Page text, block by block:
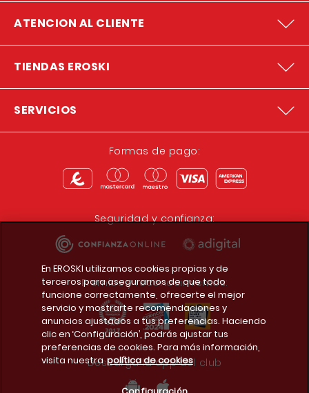
ATENCION AL CLIENTE
TIENDAS EROSKI
SERVICIOS
Formas de pago:
Seguridad y confianza:
Premios y reconocimientos:
Descarga la app del club
En EROSKI utilizamos cookies propias y de
terceros para asegurarnos de que todo
funcione correctamente, ofrecerte el mejor
servicio y mostrarte recomendaciones y
anuncios ajustados a tus preferencias. Haciendo
clic en ‘Configuración’, podrás ajustar tus
preferencias de cookies. Para más información,
visita nuestra política de cookies